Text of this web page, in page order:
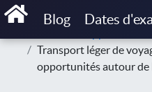
Blog Dates
Accueil
Blog
Transport léger de
opportunités autour de